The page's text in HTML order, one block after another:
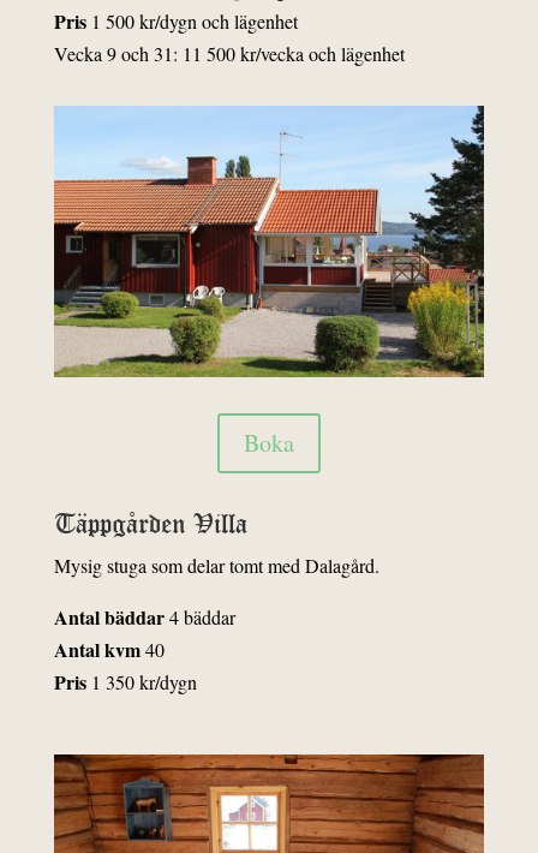
Pris 1 500 kr/dygn och lägenhet
Vecka 9 och 31: 11 500 kr/vecka och lägenhet
Boka
Täppgården Villa
Mysig stuga som delar tomt med Dalagård.
Antal bäddar4 bäddar
Antal kvm40
Pris1 350 kr/dygn